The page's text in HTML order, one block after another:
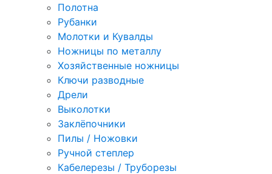
Полотна
Рубанки
Молотки и Кувалды
Ножницы по металлу
Хозяйственные ножницы
Ключи разводные
Дрели
Выколотки
Заклёпочники
Пилы / Ножовки
Ручной степлер
Кабелерезы / Труборезы